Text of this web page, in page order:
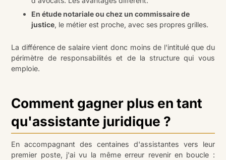
En étude notariale ou chez un commissaire de
justice, le métier est proche, avec ses propres grilles.
La différence de salaire vient donc moins de l'intitulé que du
périmètre de responsabilités et de la structure qui vous
emploie.
Comment gagner plus en tant
qu'assistante juridique ?
En accompagnant des centaines d'assistantes vers leur
premier poste, j'ai vu la même erreur revenir en boucle :